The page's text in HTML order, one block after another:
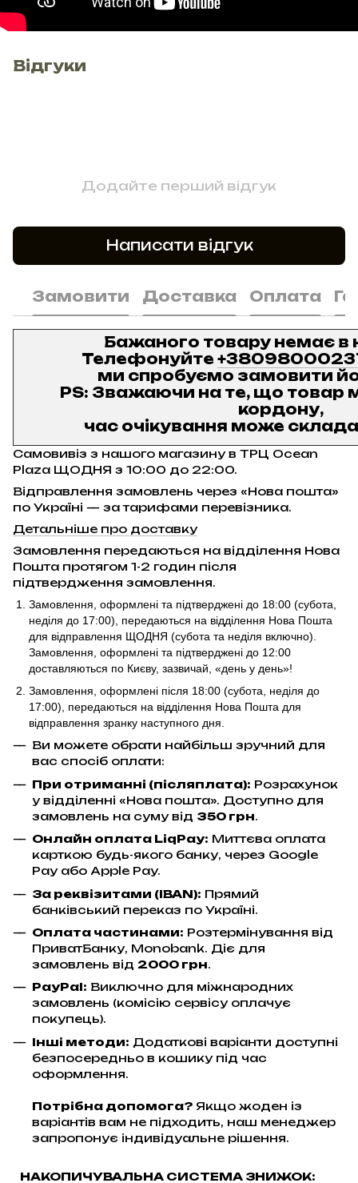
Відгуки
Додайте перший відгук
Написати відгук
Замовити Доставка Оплата
Бажаного товару немає в
Телефонуйте
ми спробуємо замовити
PS: Зважаючи на те, що товар
кордону,
час очікування може
Самовивіз з нашого магазину в ТРЦ Ocean
Plaza ЩОДНЯ з 10:00 до 22:00.
Відправлення замовлень через «Нова пошта»
по Україні — за тарифами перевізника.
Детальніше про доставку
Замовлення передаються на відділення Нова
Пошта протягом 1-2 годин після
підтвердження замовлення.
Замовлення, оформлені та підтверджені до 18:00 (субота,
неділя до 17:00) , передаються на відділення Нова Пошта
для відправлення ЩОДНЯ (субота та неділя включно).
Замовлення, оформлені та підтверджені до 12:00
доставляються по Києву, зазвичай, «день у день»!
Замовлення, оформлені після 18:00 (субота, неділя до
17:00), передаються на відділення Нова Пошта для
відправлення зранку наступного дня.
Ви можете обрати найбільш зручний для
вас спосіб оплати:
При отриманні (післяплата): Розрахунок
у відділенні «Нова пошта». Доступно для
замовлень на суму від 350 грн.
Онлайн оплата LiqPay: Миттєва оплата
карткою будь-якого банку, через Google
Pay або Apple Pay.
За реквізитами (IBAN): Прямий
банківський переказ по Україні.
Оплата частинами: Розтермінування від
ПриватБанку, Monobank. Діє для
замовлень від 2000 грн.
PayPal: Виключно для міжнародних
замовлень (комісію сервісу оплачує
покупець).
Інші методи: Додаткові варіанти доступні
безпосередньо в кошику під час
оформлення.
Потрібна допомога? Якщо жоден із
варіантів вам не підходить, наш менеджер
запропонує індивідуальне рішення.
НАКОПИЧУВАЛЬНА СИСТЕМА ЗНИЖОК: